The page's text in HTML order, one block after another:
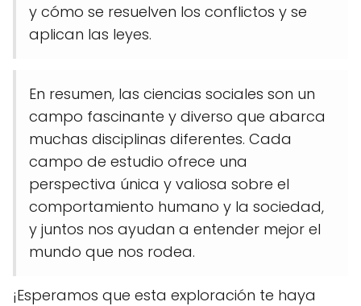
y cómo se resuelven los conflictos y se
aplican las leyes.
En resumen, las ciencias sociales son un
campo fascinante y diverso que abarca
muchas disciplinas diferentes. Cada
campo de estudio ofrece una
perspectiva única y valiosa sobre el
comportamiento humano y la sociedad,
y juntos nos ayudan a entender mejor el
mundo que nos rodea.
¡Esperamos que esta exploración te haya